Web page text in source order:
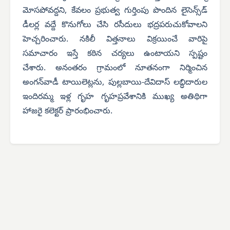
మోసపోవద్దని, కేవలం ప్రభుత్వ గుర్తింపు పొందిన లైసెన్స్‌డ్
డీలర్ల వద్దే కొనుగోలు చేసి రసీదులు భద్రపరుచుకోవాలని
హెచ్చరించారు. నకిలీ విత్తనాలు విక్రయించే వారిపై
సమాచారం ఇస్తే కఠిన చర్యలు ఉంటాయని స్పష్టం
చేశారు. అనంతరం గ్రామంలో నూతనంగా నిర్మించిన
అంగన్‌వాడీ టాయిలెట్లను, పుల్లబాయి-దేవిదాస్ లబ్ధిదారుల
ఇందిరమ్మ ఇళ్ల గృహ గృహప్రవేశానికి ముఖ్య అతిథిగా
హాజరై కలెక్టర్ ప్రారంభించారు.